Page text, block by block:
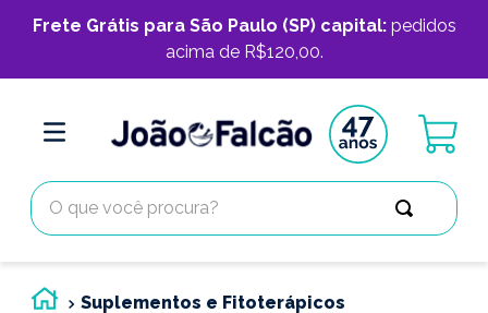
Frete Grátis para São Paulo (SP) capital:pedidos
acima de R$120,00.
O que você procura?
Suplementos e Fitoterápicos